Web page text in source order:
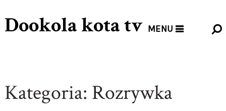
Dookola kota tv MENU
Kategoria: Rozrywka